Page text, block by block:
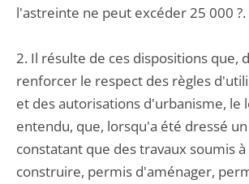
l'astreinte ne peut excéder 25 000 ?.
2. Il résulte de ces dispositions que,
renforcer le respect des règles
et des autorisations d'urbanisme, le
entendu, que, lorsqu'a été dressé
constatant que des travaux soumis
construire, permis d'aménager,